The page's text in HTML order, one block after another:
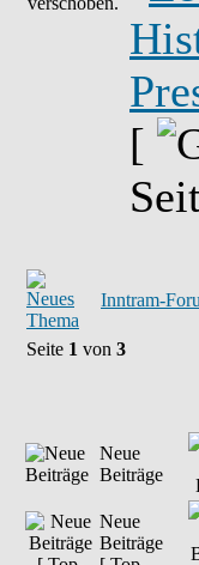
[
Inntram-
Seite 1 von 3
Neue
Beiträge
Neue
Beiträge